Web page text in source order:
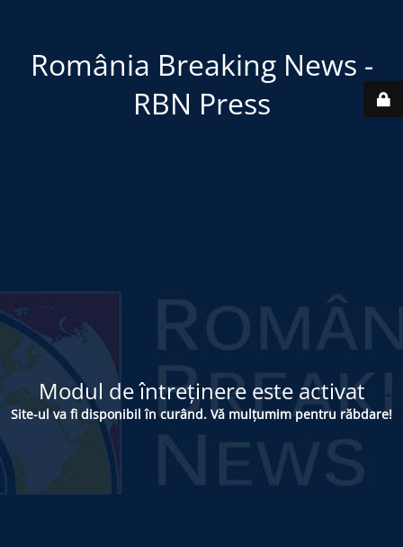
România Breaking News -
RBN Press
Modul de întreținere este activat
Site-ul va fi disponibil în curând. Vă mulțumim pentru răbdare!